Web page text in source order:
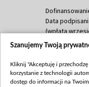
Data
(wpłata
(wpłata
mln, listopad
Szanujemy Twoją
Kliknij "Akceptuję i
korzystanie z technologii
dostęp do informacji na